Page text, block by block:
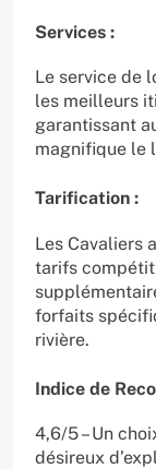
Services :
Le service de
les meilleurs
garantissant
magnifique le
Tarification :
Les Cavaliers
tarifs
forfaits
rivière.
Indice de
4,6/5 – Un
désireux